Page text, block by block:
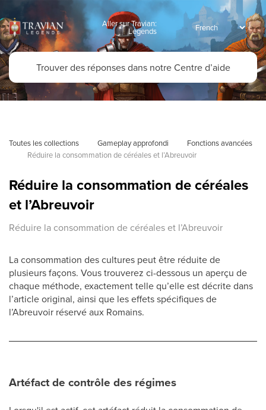
Aller sur Travian:
Legends
Toutes les collections Gameplay approfondi
Fonctions avancées
Réduire la consommation de céréales et l’Abreuvoir
Réduire la consommation de céréales
et l’Abreuvoir
Réduire la consommation de céréales et l’Abreuvoir
La consommation des cultures peut être réduite de
plusieurs façons. Vous trouverez ci-dessous un aperçu de
chaque méthode, exactement telle qu’elle est décrite dans
l’article original, ainsi que les effets spécifiques de
l’Abreuvoir réservé aux Romains.
Artéfact de contrôle des régimes